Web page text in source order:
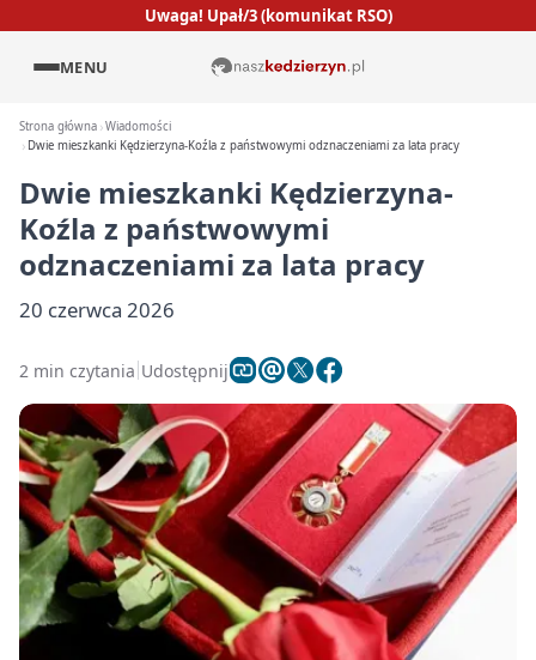
Uwaga! Upał/3 (komunikat RSO)
MENU
Strona główna Wiadomości
Dwie mieszkanki Kędzierzyna-Koźla z państwowymi odznaczeniami za lata pracy
Dwie mieszkanki Kędzierzyna-
Koźla z państwowymi
odznaczeniami za lata pracy
20 czerwca 2026
2 min czytania Udostępnij